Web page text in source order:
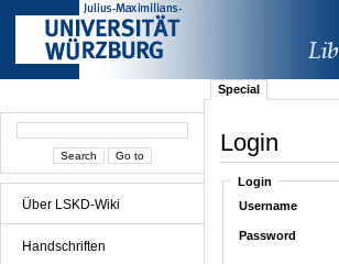
Über LSKD-Wiki
Handschriften
Special
Login
Login
Username
Password